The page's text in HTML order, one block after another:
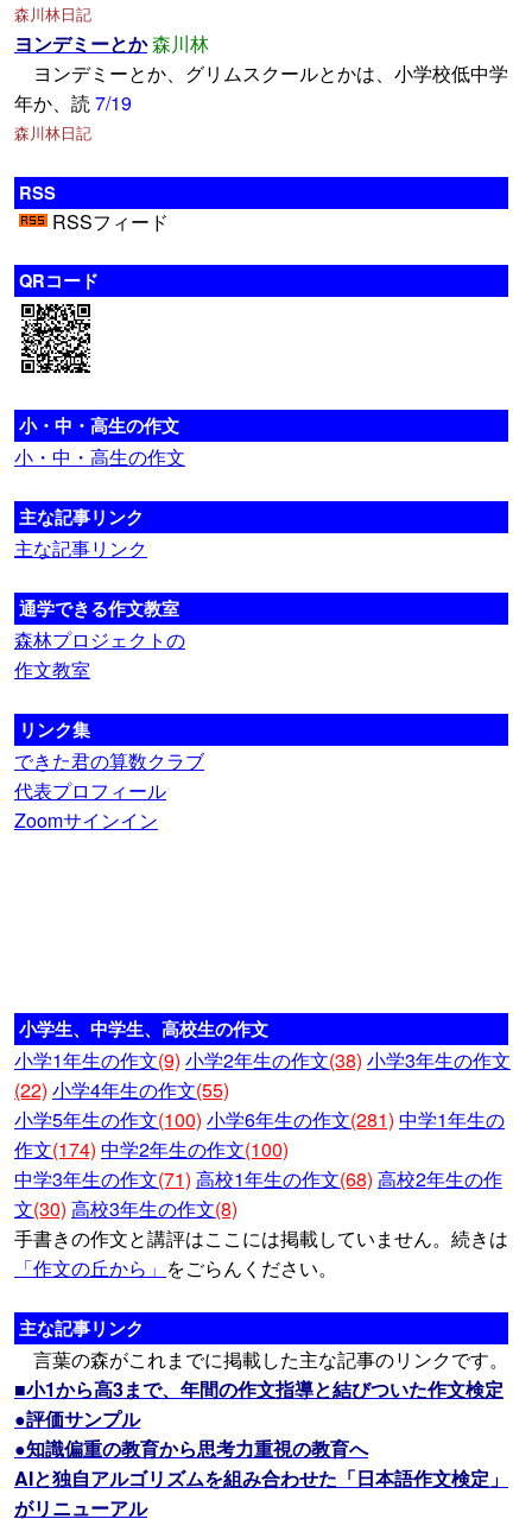
森川林日記
ヨンデミーとか森川林
ヨンデミーとか、グリムスクールとかは、小学校低中学
年か、読7/19
森川林日記
RSS
RSSフィード
QRコード
小・中・高生の作文
小・中・高生の作文
主な記事リンク
主な記事リンク
通学できる作文教室
森林プロジェクトの
作文教室
リンク集
できた君の算数クラブ
代表プロフィール
Zoomサインイン
小学生、中学生、高校生の作文
小学1年生の作文(9) 小学2年生の作文(38) 小学3年生の作文
(22) 小学4年生の作文(55)
小学5年生の作文(100) 小学6年生の作文(281) 中学1年生の
作文(174) 中学2年生の作文(100)
中学3年生の作文(71) 高校1年生の作文(68) 高校2年生の作
文(30) 高校3年生の作文(8)
手書きの作文と講評はここには掲載していません。続きは
「作文の丘から」 をごらんください。
主な記事リンク
言葉の森がこれまでに掲載した主な記事のリンクです。
■小1から高3まで、年間の作文指導と結びついた作文検定
●評価サンプル
●知識偏重の教育から思考力重視の教育へ
AIと独自アルゴリズムを組み合わせた「日本語作文検定」
がリニューアル